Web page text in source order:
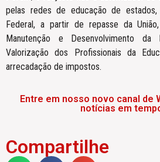
pelas redes de educação de
Federal, a partir de repasse da
Manutenção e Desenvolvimento
Valorização dos Profissionais da
arrecadação de impostos.
Entre em nosso novo canal de
notícias em
Compartilhe